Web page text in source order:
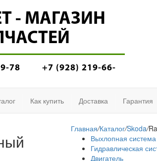
- МАГАЗИН
78
+7 (928) 219-66-
Как купить Доставка Гарантия
Главная/Каталог/Skoda/
Выхлопная система
Гидравлическая
Двигатель